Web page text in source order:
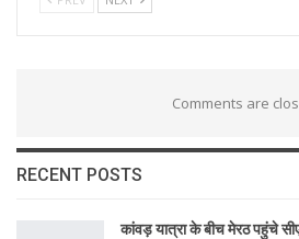
Comments are
RECENT POSTS
कांवड़ यात्रा के बीच मेरठ पहुंचे